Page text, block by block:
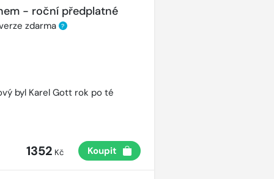
- roční předplatné
zdarma ?
byl Karel Gott rok po té
1352 Kč Koupit